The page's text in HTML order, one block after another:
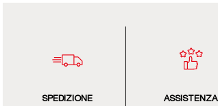
SPEDIZIONE
ASSISTENZA